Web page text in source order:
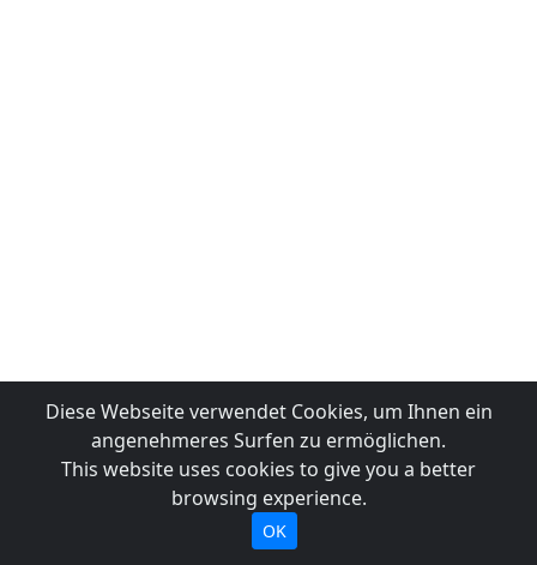
Diese Webseite verwendet Cookies, um Ihnen ein
angenehmeres Surfen zu ermöglichen.
This website uses cookies to give you a better
browsing experience.
OK